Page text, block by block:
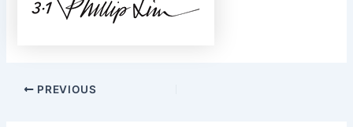
PREVIOUS